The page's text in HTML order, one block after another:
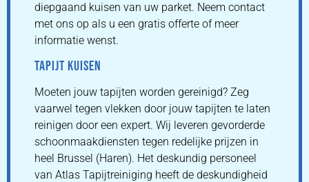
diepgaand kuisen van uw parket. Neem contact
met ons op als u een gratis offerte of meer
informatie wenst.
TAPIJT KUISEN
Moeten jouw tapijten worden gereinigd? Zeg
vaarwel tegen vlekken door jouw tapijten te laten
reinigen door een expert. Wij leveren gevorderde
schoonmaakdiensten tegen redelijke prijzen in
heel Brussel (Haren). Het deskundig personeel
van Atlas Tapijtreiniging heeft de deskundigheid